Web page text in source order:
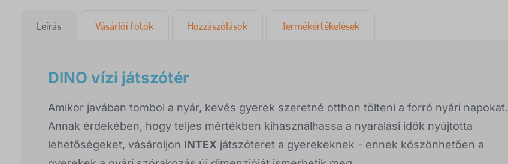
Leírás Vásárlói fotók Hozzászólások Termékértékelések
DINO vízi játszótér
Amikor javában tombol a nyár, kevés gyerek szeretné otthon tölteni a forró nyári napokat.
Annak érdekében, hogy teljes mértékben kihasználhassa a nyaralási idők nyújtotta
lehetőségeket, vásároljon INTEX játszóteret a gyerekeknek - ennek köszönhetően a